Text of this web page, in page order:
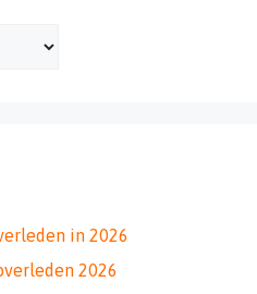
in 2026
2026